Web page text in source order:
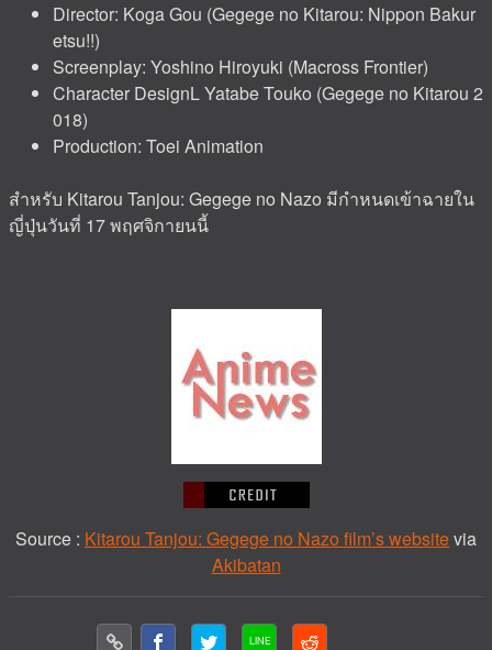
Director: Koga Gou (Gegege no Kitarou: Nippon Bakur
etsu!!)
Screenplay: Yoshino Hiroyuki (Macross Frontier)
Character DesignL Yatabe Touko (Gegege no Kitarou 2
018)
Production: Toei Animation
สำหรับ Kitarou Tanjou: Gegege no Nazo มีกำหนดเข้าฉายใน
ญี่ปุ่นวันที่ 17 พฤศจิกายนนี้
Source : Kitarou Tanjou: Gegege no Nazo film’s websitevia
Akibatan